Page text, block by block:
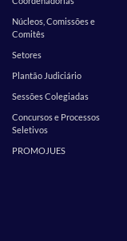
Núcleos, Comissões e
Comitês
Setores
Plantão Judiciário
Sessões Colegiadas
Concursos e Processos
Seletivos
PROMOJUES